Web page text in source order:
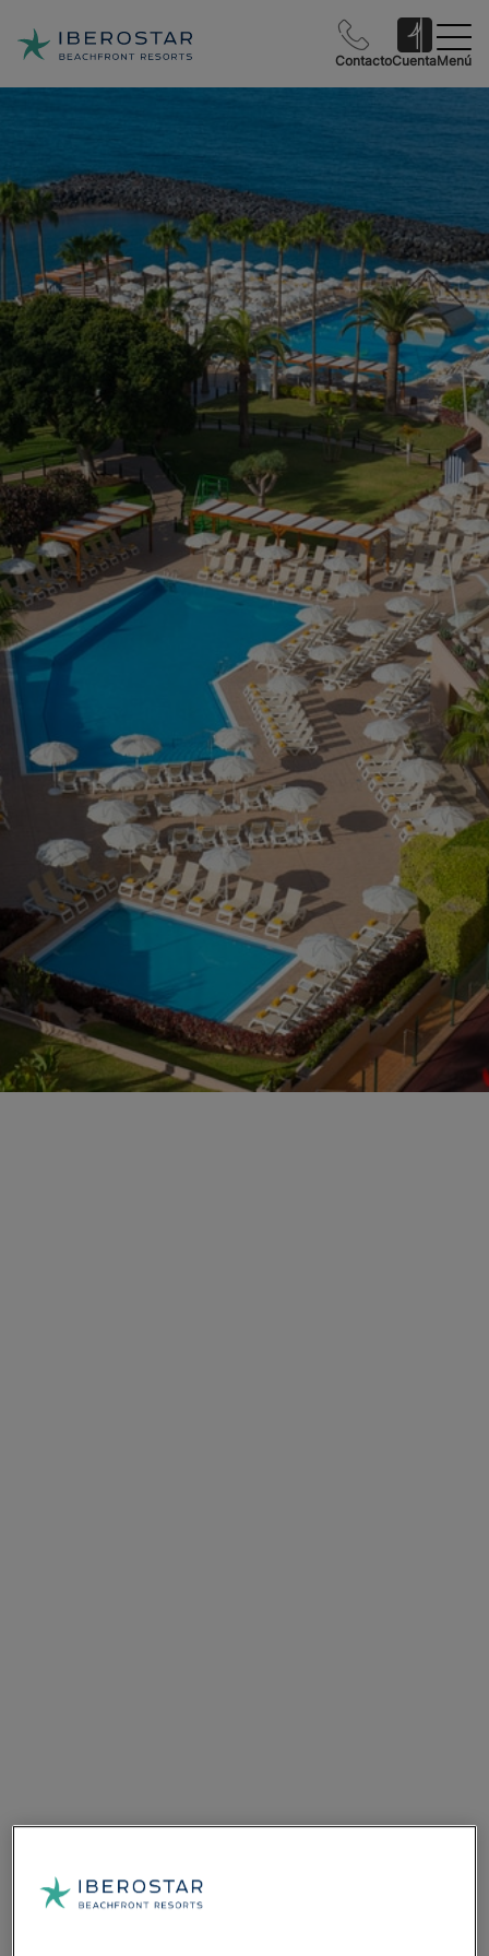
ContactoCuentaMenú